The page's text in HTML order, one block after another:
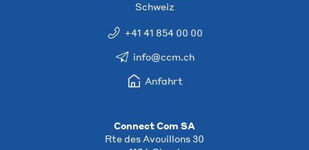
Schweiz
+41 41 854 00 00
info@ccm.ch
Anfahrt
Connect Com SA
Rte des Avouillons 30